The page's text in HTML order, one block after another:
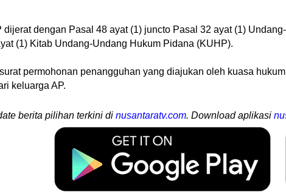
dijerat dengan Pasal 48 ayat (1) juncto Pasal 32 ayat (1)
(1) Kitab Undang-Undang Hukum Pidana (KUHP).
permohonan penangguhan yang diajukan oleh kuasa
keluarga AP.
berita pilihan terkini di nusantaratv.com. Download aplikasi